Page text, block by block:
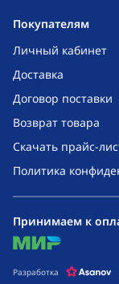
Покупателям
Личный кабинет
Доставка
Договор поставки
Возврат товара
Скачать прайс-
Политика
Принимаем к
mir
Разработка